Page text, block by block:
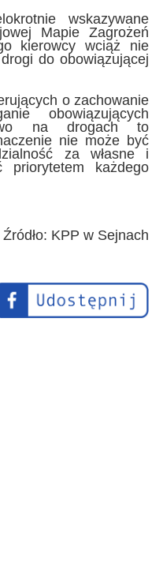
wskazywane
Mapie Zagrożeń
kierowcy wciąż nie
do obowiązującej
o zachowanie
obowiązujących
na drogach to
nie może być
za własne i
każdego
Źródło: KPP w Sejnach